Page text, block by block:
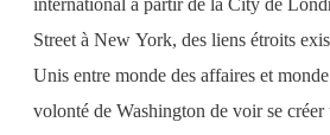
international à partir de la City de
Street à New York, des liens étroits
Unis entre monde des affaires et
volonté de Washington de voir se créer